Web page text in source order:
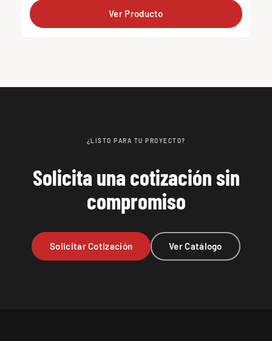
Ver Producto
¿LISTO PARA TU PROYECTO?
Solicita una cotización sin
compromiso
Solicitar Cotización Ver Catálogo